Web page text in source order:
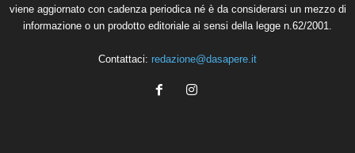
viene aggiornato con cadenza periodica né è da considerarsi un mezzo di
informazione o un prodotto editoriale ai sensi della legge n.62/2001.
Contattaci: redazione@dasapere.it